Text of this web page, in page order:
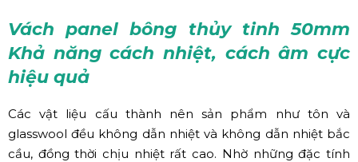
Vách panel bông thủy tinh 50mm
Khả năng cách nhiệt, cách âm cực
hiệu quả
Các vật liệu cấu thành nên sản phẩm như tôn và
glasswool đều không dẫn nhiệt và không dẫn nhiệt bắc
cầu, đồng thời chịu nhiệt rất cao. Nhờ những đặc tính